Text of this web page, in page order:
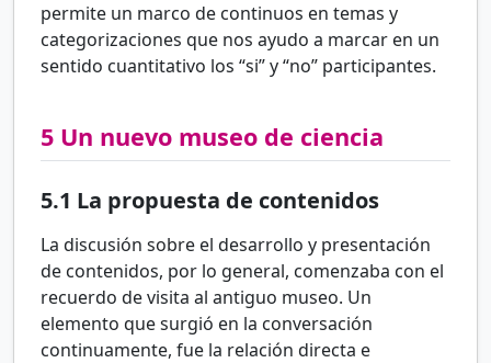
permite un marco de continuos en temas y
categorizaciones que nos ayudo a marcar en un
sentido cuantitativo los “si” y “no” participantes.
5 Un nuevo museo de ciencia
5.1 La propuesta de contenidos
La discusión sobre el desarrollo y presentación
de contenidos, por lo general, comenzaba con el
recuerdo de visita al antiguo museo. Un
elemento que surgió en la conversación
continuamente, fue la relación directa e